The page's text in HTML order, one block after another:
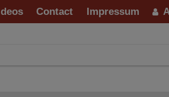
Contact Impressum